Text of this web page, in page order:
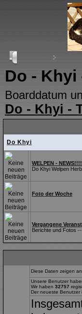
Do - Khyi
Boarddatum
Do - Khyi -
Do Khyi
WELPEN -
Do Khyi Welpen
Foto der Woche
Vergangene
Berichte und Fotos
Diese Daten zeigen
Unsere Benutzer
Wir haben 32757
Der neueste Benutzer